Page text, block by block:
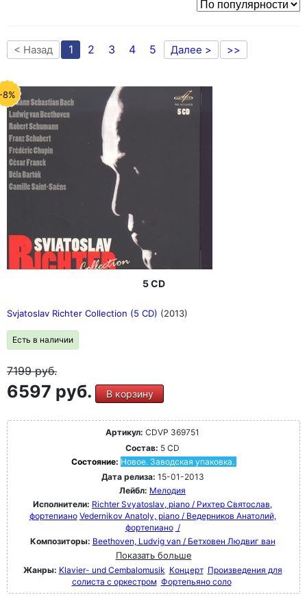
< Назад 1 2 3 4 5 Далее > >>
8%
5 CD
Svjatoslav Richter Collection (5 CD) (2013)
Есть в наличии
7199руб.
6597 руб. В корзину
Артикул: CDVP 369751
Состав: 5 CD
Состояние: Новое. Заводская упаковка.
Дата релиза: 15-01-2013
Лейбл: Мелодия
Исполнители: Richter Svyatoslav, piano / Рихтер Святослав,
фортепиано Vedernikov Anatoly, piano / Ведерников Анатолий,
фортепиано /
Композиторы: Beethoven, Ludvig van / Бетховен Людвиг ван
Показать больше
Жанры: Klavier- und Cembalomusik Концерт Произведения для
солиста с оркестром Фортепьяно соло